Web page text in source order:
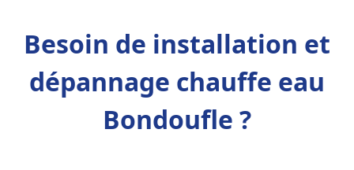
Besoin de installation et
dépannage chauffe eau
Bondoufle ?